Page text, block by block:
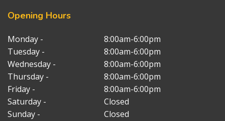
Opening Hours
Monday -
8:00am-6:00pm
Tuesday -
8:00am-6:00pm
Wednesday -
8:00am-6:00pm
Thursday -
8:00am-6:00pm
Friday -
8:00am-6:00pm
Saturday -
Closed
Sunday -
Closed